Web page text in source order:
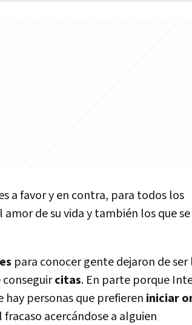
a favor y en contra, para todos los
de su vida y también los que
para conocer gente dejaron de ser
conseguircitas. En parte porque
personas que prefieren iniciar
acercándose a alguien